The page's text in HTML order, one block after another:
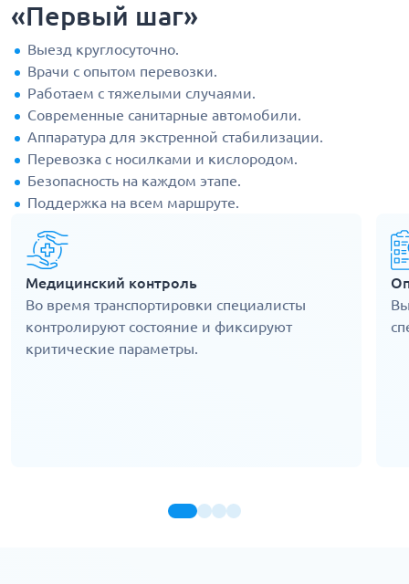
«Первый шаг»
Выезд круглосуточно.
Врачи с опытом перевозки.
Работаем с тяжелыми случаями.
Современные санитарные автомобили.
Аппаратура для экстренной стабилизации.
Перевозка с носилками и кислородом.
Безопасность на каждом этапе.
Поддержка на всем маршруте.
Медицинский контроль
Во время транспортировки специалисты
контролируют состояние и фиксируют
критические параметры.